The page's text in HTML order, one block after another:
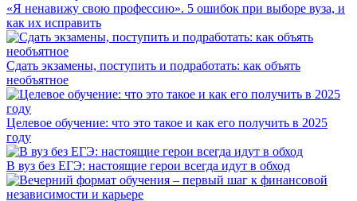
«Я ненавижу свою профессию». 5 ошибок при выборе вуза, и
как их исправить
Сдать экзамены, поступить и подработать: как объять
необъятное
Целевое обучение: что это такое и как его получить в 2025
году
В вуз без ЕГЭ: настоящие герои всегда идут в обход